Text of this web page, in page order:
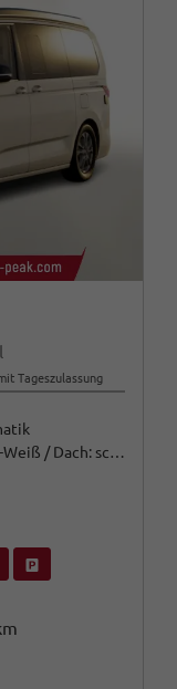
Tageszulassung
Candy-Weiß / Dach: schwarz
Sie an
Fahrzeugexposé (PDF)